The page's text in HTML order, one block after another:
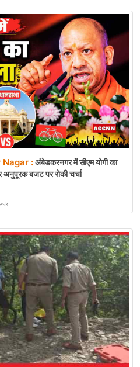
:अंबेडकरनगर में सीएम योगी का
अनुपूरक बजट पर रोकी चर्चा